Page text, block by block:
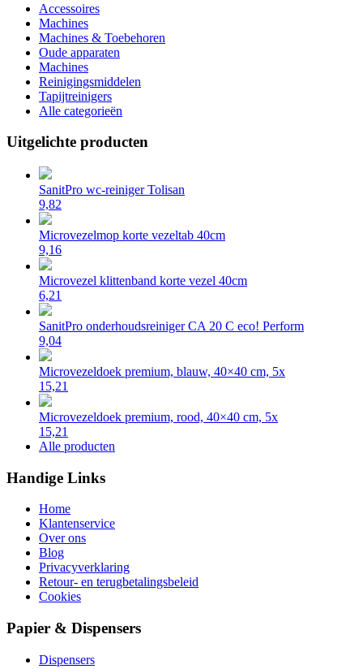
Accessoires
Machines
Machines & Toebehoren
Oude apparaten
Machines
Reinigingsmiddelen
Tapijtreinigers
Alle categorieën
Uitgelichte producten
SanitPro wc-reiniger Tolisan
9,82
Microvezelmop korte vezeltab 40cm
9,16
Microvezel klittenband korte vezel 40cm
6,21
SanitPro onderhoudsreiniger CA 20 C eco! Perform
9,04
Microvezeldoek premium, blauw, 40×40 cm, 5x
15,21
Microvezeldoek premium, rood, 40×40 cm, 5x
15,21
Alle producten
Handige Links
Home
Klantenservice
Over ons
Blog
Privacyverklaring
Retour- en terugbetalingsbeleid
Cookies
Papier & Dispensers
Dispensers